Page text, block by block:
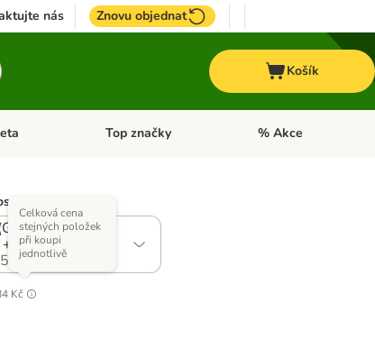
nás Znovu objednat
Košík
Koně Otevřít menu: + VET Dieta
Top značky Otevřít menu: Top
% Akce
Free:
Cats Heaven)
Kč
Celková cena
stejných položek
při koupi
jednotlivě